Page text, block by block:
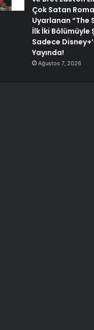
Çok Satan
Uyarlanan “The
İlk İki Bölümüyle
Sadece
Yayında!
Ağustos 7, 2026